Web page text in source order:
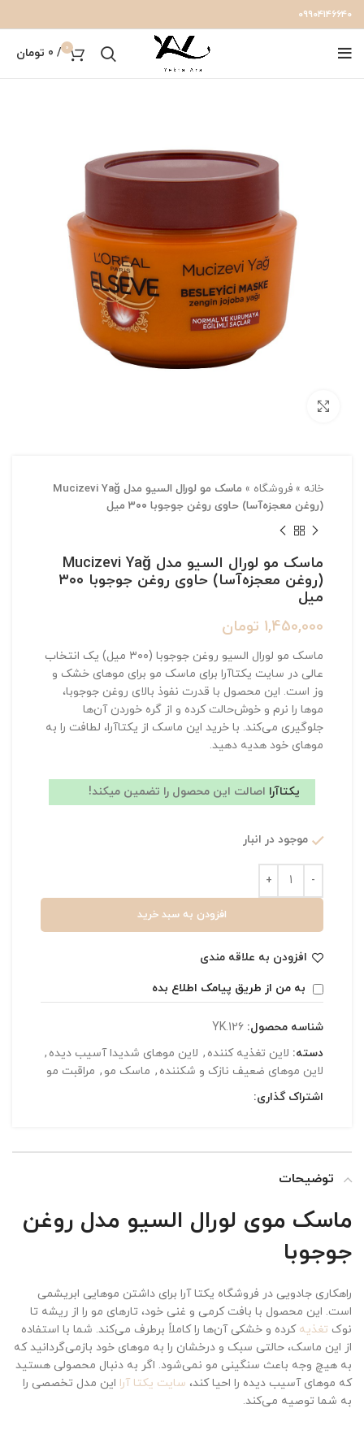
۰۹۹۰۴۱۴۶۶۴۰
0
/
0 تومان
خانه » فروشگاه »
ماسک مو لورال السیو مدل Mucizevi Yağ
(روغن معجزه‌آسا) حاوی روغن جوجوبا ۳۰۰ میل
ماسک مو لورال السیو مدل Mucizevi Yağ
(روغن معجزه‌آسا) حاوی روغن جوجوبا ۳۰۰
میل
1,450,000 تومان
ماسک مو لورال السیو روغن جوجوبا (۳۰۰ میل) یک انتخاب
عالی در سایت یکتاآرا برای ماسک مو برای موهای خشک و
وز است. این محصول با قدرت نفوذ بالای روغن جوجوبا،
موها را نرم و خوش‌حالت کرده و از گره خوردن آن‌ها
جلوگیری می‌کند. با خرید این ماسک از یکتاآرا، لطافت را به
موهای خود هدیه دهید.
یکتاآرا اصالت این محصول را تضمین میکند!
موجود در انبار
افزودن به سبد خرید
افزودن به علاقه مندی
به من از طریق پیامک اطلاع بده
شناسه محصول: YK.126
دسته: لاین تغذیه کننده , لاین موهای شدیدا آسیب دیده ,
لاین موهای ضعیف نازک و شکننده , ماسک مو , مراقبت مو
اشتراک گذاری:
توضیحات
ماسک موی لورال السیو مدل روغن
جوجوبا
راهکاری جادویی در فروشگاه یکتا آرا برای داشتن موهایی ابریشمی
است. این محصول با بافت کرمی و غنی خود، تارهای مو را از ریشه تا
نوک تغذیه کرده و خشکی آن‌ها را کاملاً برطرف می‌کند. شما با استفاده
از این ماسک، حالتی سبک و درخشان را به موهای خود بازمی‌گردانید که
به هیچ وجه باعث سنگینی مو نمی‌شود. اگر به دنبال محصولی هستید
که موهای آسیب دیده را احیا کند، سایت یکتا آرا این مدل تخصصی را
به شما توصیه می‌کند.